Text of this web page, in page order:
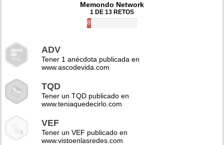
Memondo Network
1 DE 13 RETOS
8%
ADV
Tener 1 anécdota publicada en
www.ascodevida.com
TQD
Tener un TQD publicado en
www.teniaquedecirlo.com
VEF
Tener un VEF publicado en
www.vistoenlasredes.com